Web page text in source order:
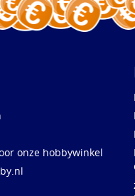
onze hobbywinkel